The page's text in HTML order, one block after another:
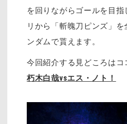
を回りながらゴールを目
リから「斬魄刀ピンズ」を
ンダムで貰えます。
今回紹介する見どころはコ
朽木白哉vsエス・ノト！